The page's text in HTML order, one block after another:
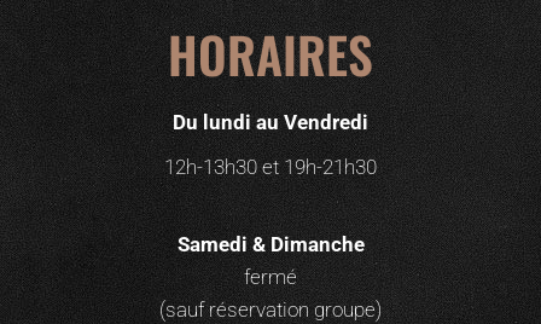
HORAIRES
Du lundi au Vendredi
12h-13h30 et 19h-21h30
Samedi & Dimanche
fermé
(sauf réservation groupe)